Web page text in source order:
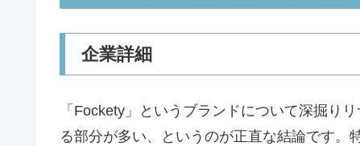
企業詳細
「Fockety」というブランドについて深掘り
る部分が多い、というのが正直な結論です。